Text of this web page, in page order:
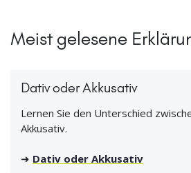
Meist gelesene
Dativ oder Akkusativ
Lernen Sie den Unterschied
Akkusativ.
➜ Dativ oder Akkusativ